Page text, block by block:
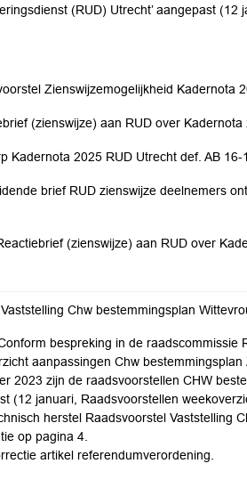
(RUD) Utrecht’ aangepast
Zienswijzemogelijkheid Kadernota
(zienswijze) aan RUD over
Kadernota 2025 RUD Utrecht def. AB 16-
brief RUD zienswijze deelnemers
(zienswijze) aan RUD over
Chw bestemmingsplan
bespreking in de
aanpassingen Chw
2023 zijn de raadsvoorstellen CHW
(12 januari, Raadsvoorstellen
herstel Raadsvoorstel Vaststelling
op pagina 4.
artikel referendumverordening.